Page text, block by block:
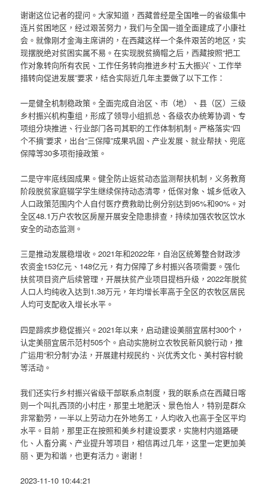
谢谢这位记者的提问。大家知道，西藏曾经是全国唯一的省级集中
连片贫困地区，经过艰苦努力，我们与全国一道全面建成了小康社
会。就像刚才金海主席讲的，在西藏这样一个条件艰苦的地区，实
现摆脱绝对贫困实属不易。在实现脱贫摘帽之后，西藏按照“把工
作对象转向所有农民、工作任务转向推进乡村‘五大振兴’、工作举
措转向促进发展”要求，结合实际近几年主要做了以下工作：
一是健全机制稳政策。全面完成自治区、市（地）、县（区）三级
乡村振兴机构重组，形成了领导小组抓总、各级农办统筹协调、专
项组分块推进、行业部门各司其职的工作体制机制。严格落实“四
个不摘”要求，出台“三保障”成果巩固、产业发展、就业帮扶、兜底
保障等30多项衔接政策。
二是守牢底线固成果。健全防止返贫动态监测帮扶机制，义务教育
阶段脱贫家庭辍学学生继续保持动态清零，低保对象、城乡低收入
人口政策范围内个人自付医疗费救助比例分别达到95%和90%。对
全区48.1万户农牧区房屋开展安全隐患排查，持续加强农牧区饮水
安全的动态监测。
三是推动发展稳增收。2021年和2022年，自治区统筹整合财政涉
农资金153亿元、148亿元，有力保障了乡村振兴各项需要。强化
扶贫项目资产后续管理，开展扶贫产业项目提档升级，2022年脱贫
人口人均纯收入达到1.38万元，年均增长率高于全区的农牧区居民
人均可支配收入增长水平。
四是蹄疾步稳促振兴。2021年以来，启动建设美丽宜居村300个，
认定美丽宜居示范村505个。启动实施树立农牧民新风貌行动，推
广运用“积分制”办法，开展建村规民约、兴优秀文化、美村容村貌
等活动。
我们还实行乡村振兴省级干部联系点制度，我的联系点在西藏日喀
则一个叫扎西顶的小村庄，那里土地肥沃、景色怡人，特别是群众
非常勤劳，一半以上劳动力在外地务工，人均收入也高于全区平均
水平。目前，那里正在按照和美乡村建设要求，实施村内道路硬
化、人畜分离、产业提升等项目，相信再过几年，这里一定更加美
丽、更为和谐，也更有活力。谢谢！
2023-11-10 10:44:21